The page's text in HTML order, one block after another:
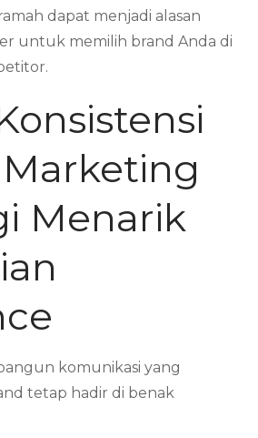
dapat menjadi alasan
untuk memilih brand Anda di
Menarik
komunikasi yang
tetap hadir di benak